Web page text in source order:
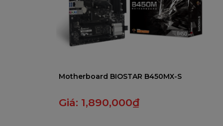
Motherboard BIOSTAR B450MX-S
Giá: 1,890,000₫